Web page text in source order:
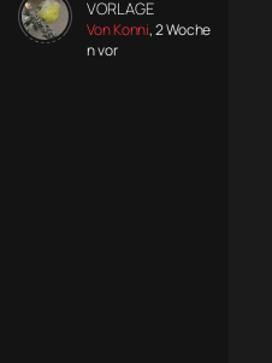
VORLAGE
Von Konni, 2 Woche
n vor